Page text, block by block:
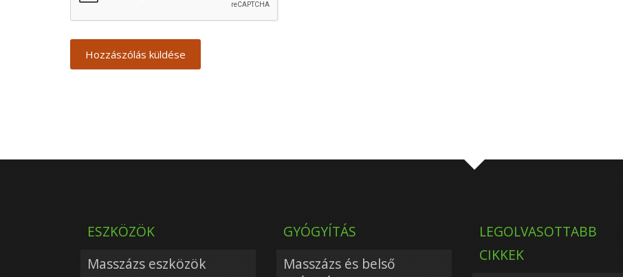
ESZKÖZÖK
Masszázs eszközök
GYÓGYÍTÁS
Masszázs és belső
LEGOLVASOTTABB
CIKKEK